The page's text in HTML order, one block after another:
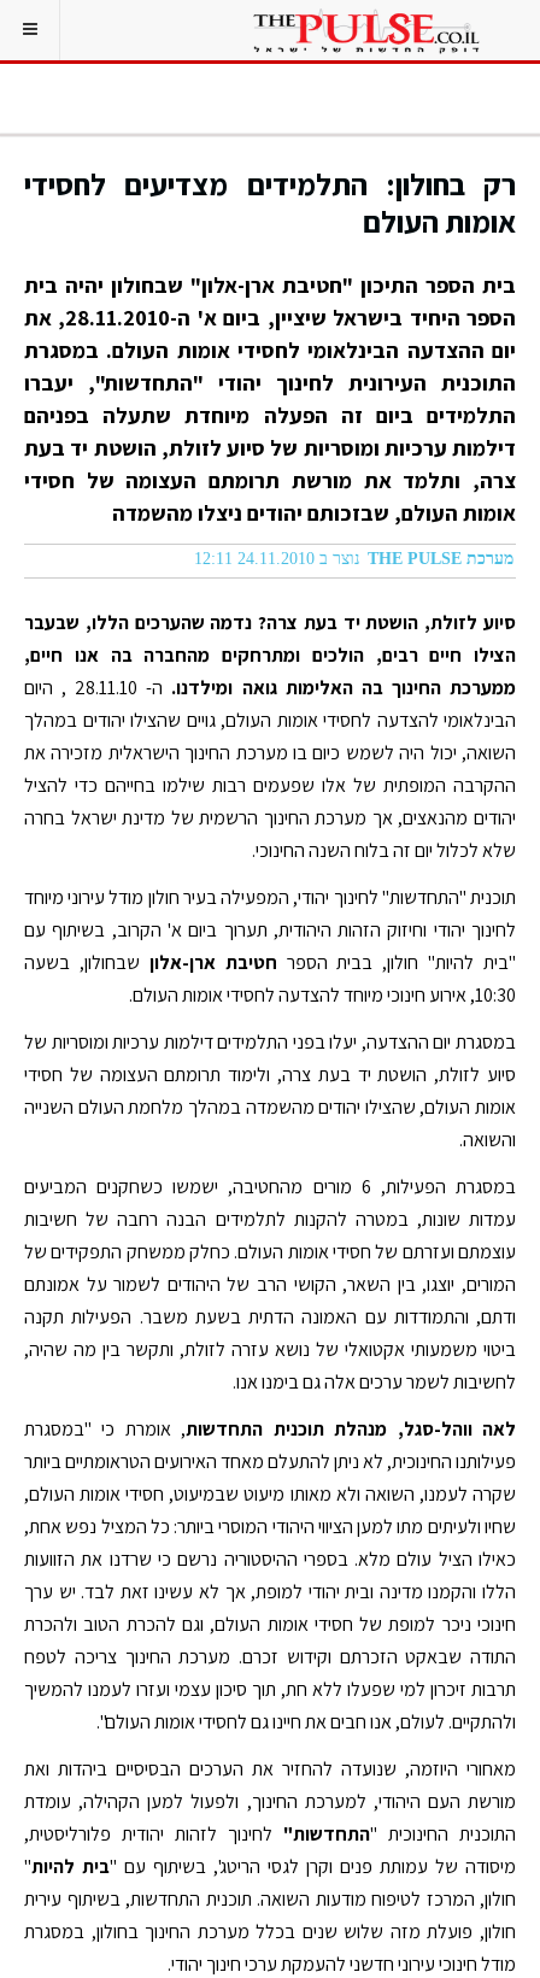
רק בחולון: התלמידים מצדיעים לחסידי
אומות העולם
בית הספר התיכון "חטיבת ארן-אלון" שבחולון יהיה בית
הספר היחיד בישראל שיציין, ביום א' ה-28.11.2010, את
יום ההצדעה הבינלאומי לחסידי אומות העולם. במסגרת
התוכנית העירונית לחינוך יהודי "התחדשות", יעברו
התלמידים ביום זה הפעלה מיוחדת שתעלה בפניהם
דילמות ערכיות ומוסריות של סיוע לזולת, הושטת יד בעת
צרה, ותלמד את מורשת תרומתם העצומה של חסידי
אומות העולם, שבזכותם יהודים ניצלו מהשמדה
מערכת THE PULSE נוצר ב 24.11.2010 12:11
סיוע לזולת, הושטת יד בעת צרה? נדמה שהערכים הללו, שבעבר
הצילו חיים רבים, הולכים ומתרחקים מהחברה בה אנו חיים,
ממערכת החינוך בה האלימות גואה ומילדנו.
ה- 28.11.10 , היום
הבינלאומי להצדעה לחסידי אומות העולם, גויים שהצילו יהודים במהלך
השואה, יכול היה לשמש כיום בו מערכת החינוך הישראלית מזכירה את
ההקרבה המופתית של אלו שפעמים רבות שילמו בחייהם כדי להציל
יהודים מהנאצים, אך מערכת החינוך הרשמית של מדינת ישראל בחרה
שלא לכלול יום זה בלוח השנה החינוכי.
תוכנית "התחדשות" לחינוך יהודי, המפעילה בעיר חולון מודל עירוני מיוחד
לחינוך יהודי וחיזוק הזהות היהודית, תערוך ביום א' הקרוב, בשיתוף עם
"בית להיות" חולון, בבית הספר חטיבת ארן-אלון שבחולון, בשעה
10:30, אירוע חינוכי מיוחד להצדעה לחסידי אומות העולם.
במסגרת יום ההצדעה, יעלו בפני התלמידים דילמות ערכיות ומוסריות של
סיוע לזולת, הושטת יד בעת צרה, ולימוד תרומתם העצומה של חסידי
אומות העולם, שהצילו יהודים מהשמדה במהלך מלחמת העולם השנייה
והשואה.
במסגרת הפעילות, 6 מורים מהחטיבה, ישמשו כשחקנים המביעים
עמדות שונות, במטרה להקנות לתלמידים הבנה רחבה של חשיבות
עוצמתם ועזרתם של חסידי אומות העולם. כחלק ממשחק התפקידים של
המורים, יוצגו, בין השאר, הקושי הרב של היהודים לשמור על אמונתם
ודתם, והתמודדות עם האמונה הדתית בשעת משבר. הפעילות תקנה
ביטוי משמעותי אקטואלי של נושא עזרה לזולת, ותקשר בין מה שהיה,
לחשיבות לשמר ערכים אלה גם בימנו אנו.
לאה ווהל-סגל, מנהלת תוכנית התחדשות, אומרת כי "במסגרת
פעילותנו החינוכית, לא ניתן להתעלם מאחד האירועים הטראומתיים ביותר
שקרה לעמנו, השואה ולא מאותו מיעוט שבמיעוט, חסידי אומות העולם,
שחיו ולעיתים מתו למען הציווי היהודי המוסרי ביותר: כל המציל נפש אחת,
כאילו הציל עולם מלא. בספרי ההיסטוריה נרשם כי שרדנו את הזוועות
הללו והקמנו מדינה ובית יהודי למופת, אך לא עשינו זאת לבד. יש ערך
חינוכי ניכר למופת של חסידי אומות העולם, וגם להכרת הטוב ולהכרת
התודה שבאקט הזכרתם וקידוש זכרם. מערכת החינוך צריכה לטפח
תרבות זיכרון למי שפעלו ללא חת, תוך סיכון עצמי ועזרו לעמנו להמשיך
ולהתקיים. לעולם, אנו חבים את חיינו גם לחסידי אומות העולם".
מאחורי היוזמה, שנועדה להחזיר את הערכים הבסיסיים ביהדות ואת
מורשת העם היהודי, למערכת החינוך, ולפעול למען הקהילה, עומדת
התוכנית החינוכית "התחדשות" לחינוך לזהות יהודית פלורליסטית,
מיסודה של עמותת פנים וקרן לגסי הריטג', בשיתוף עם "בית להיות"
חולון, המרכז לטיפוח מודעות השואה. תוכנית התחדשות, בשיתוף עירית
חולון, פועלת מזה שלוש שנים בכלל מערכת החינוך בחולון, במסגרת
מודל חינוכי עירוני חדשני להעמקת ערכי חינוך יהודי.